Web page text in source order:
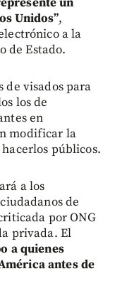
Unidos”,
a la
de Estado.
de visados para
los de
en
modificar la
públicos.
a los
de
por ONG
privada. El
a quienes
antes de